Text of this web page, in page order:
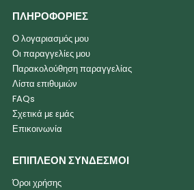
ΠΛΗΡΟΦΟΡΙΕΣ
Ο λογαριασμός μου
Οι παραγγελίες μου
Παρακολούθηση παραγγελίας
Λίστα επιθυμιών
FAQs
Σχετικά με εμάς
Επικοινωνία
ΕΠΙΠΛΕΟΝ ΣΥΝΔΕΣΜΟΙ
Όροι χρήσης